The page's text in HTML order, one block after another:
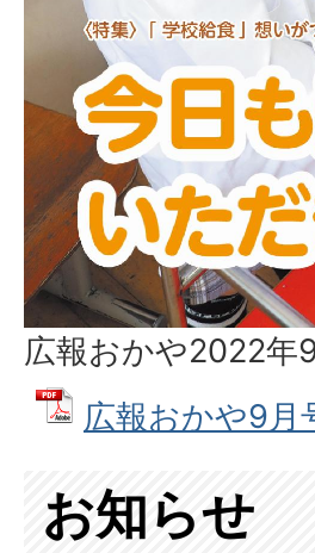
広報おかや2022年
広報おかや9月
お知らせ